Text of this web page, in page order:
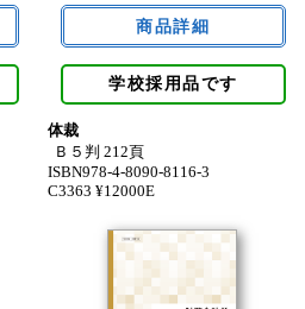
学校採用品です
体裁
Ｂ５判 212頁
ISBN978-4-8090-8116-3
C3363 ¥12000E